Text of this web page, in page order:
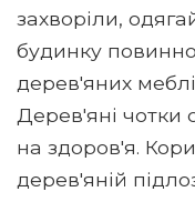
захворіли,
будинку
дерев'яних
Дерев'яні чотки
на здоров'я.
дерев'яній